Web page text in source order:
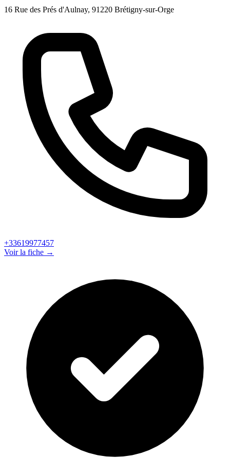
16 Rue des Prés d'Aulnay, 91220 Brétigny-sur-Orge
+33619977457
Voir la fiche →